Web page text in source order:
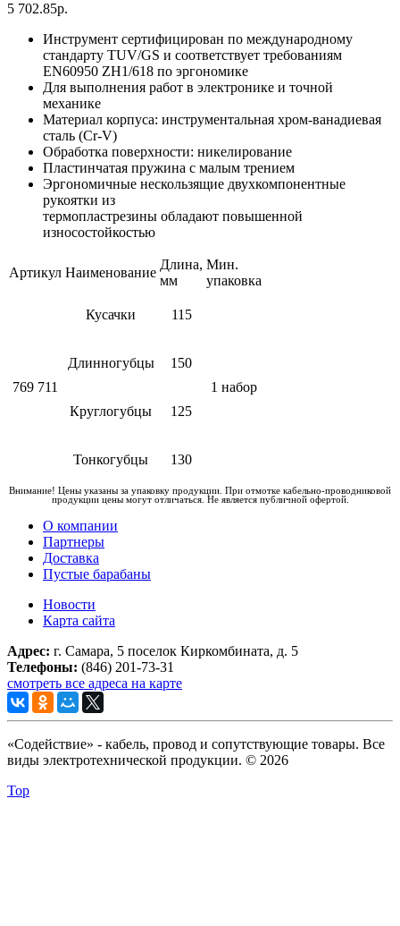
5 702.85р.
Инструмент сертифицирован по международному
стандарту TUV/GS и соответствует требованиям
EN60950 ZH1/618 по эргономике
Для выполнения работ в электронике и точной
механике
Материал корпуса: инструментальная хром-ванадиевая
сталь (Cr-V)
Обработка поверхности: никелирование
Пластинчатая пружина с малым трением
Эргономичные нескользящие двухкомпонентные
рукоятки из
термопластрезины обладают повышенной
износостойкостью
Артикул Наименование
Длина,
мм
Мин.
упаковка
769 711
Кусачки 115
1 набор
Длинногубцы 150
Круглогубцы 125
Тонкогубцы 130
Внимание! Цены указаны за упаковку продукции. При отмотке кабельно-проводниковой
продукции цены могут отличаться. Не является публичной офертой.
О компании
Партнеры
Доставка
Пустые барабаны
Новости
Карта сайта
Адрес: г. Самара, 5 поселок Киркомбината, д. 5
Телефоны: (846) 201-73-31
смотреть все адреса на карте
«Содействие» - кабель, провод и сопутствующие товары. Все
виды электротехнической продукции. © 2026
Top